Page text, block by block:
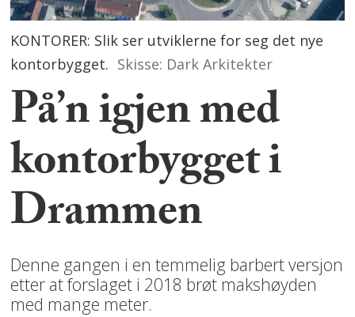
KONTORER: Slik ser utviklerne for seg det nye
kontorbygget. Skisse: Dark Arkitekter
På’n igjen med
kontorbygget i
Drammen
Denne gangen i en temmelig barbert versjon
etter at forslaget i 2018 brøt makshøyden
med mange meter.